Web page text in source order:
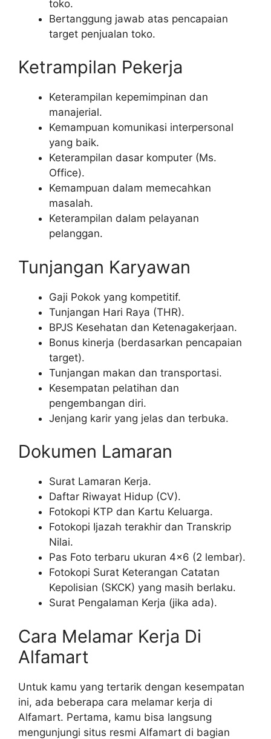
toko.
Bertanggung jawab atas pencapaian
target penjualan toko.
Ketrampilan Pekerja
Keterampilan kepemimpinan dan
manajerial.
Kemampuan komunikasi interpersonal
yang baik.
Keterampilan dasar komputer (Ms.
Office).
Kemampuan dalam memecahkan
masalah.
Keterampilan dalam pelayanan
pelanggan.
Tunjangan Karyawan
Gaji Pokok yang kompetitif.
Tunjangan Hari Raya (THR).
BPJS Kesehatan dan Ketenagakerjaan.
Bonus kinerja (berdasarkan pencapaian
target).
Tunjangan makan dan transportasi.
Kesempatan pelatihan dan
pengembangan diri.
Jenjang karir yang jelas dan terbuka.
Dokumen Lamaran
Surat Lamaran Kerja.
Daftar Riwayat Hidup (CV).
Fotokopi KTP dan Kartu Keluarga.
Fotokopi Ijazah terakhir dan Transkrip
Nilai.
Pas Foto terbaru ukuran 4×6 (2 lembar).
Fotokopi Surat Keterangan Catatan
Kepolisian (SKCK) yang masih berlaku.
Surat Pengalaman Kerja (jika ada).
Cara Melamar Kerja Di
Alfamart
Untuk kamu yang tertarik dengan kesempatan
ini, ada beberapa cara melamar kerja di
Alfamart. Pertama, kamu bisa langsung
mengunjungi situs resmi Alfamart di bagian